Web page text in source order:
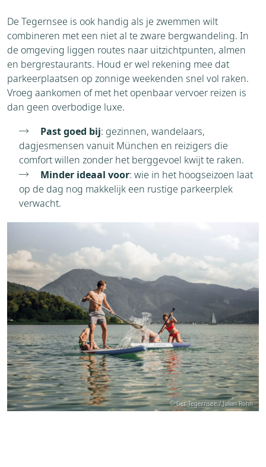
De Tegernsee is ook handig als je zwemmen wilt
combineren met een niet al te zware bergwandeling. In
de omgeving liggen routes naar uitzichtpunten, almen
en bergrestaurants. Houd er wel rekening mee dat
parkeerplaatsen op zonnige weekenden snel vol raken.
Vroeg aankomen of met het openbaar vervoer reizen is
dan geen overbodige luxe.
Past goed bij: gezinnen, wandelaars,
dagjesmensen vanuit München en reizigers die
comfort willen zonder het berggevoel kwijt te raken.
Minder ideaal voor: wie in het hoogseizoen laat
op de dag nog makkelijk een rustige parkeerplek
verwacht.
© Der Tegernsee / Julian Rohn